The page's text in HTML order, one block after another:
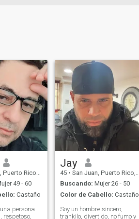
Rico, Puerto Rico
49 - 60
Castaño
persona
respetoso,
Jay
45 • San Juan, Puerto Rico, Puerto Rico
Buscando: Mujer 26 - 50
Color de Cabello: Castaño
Soy un hombre sincero,
trankilo, divertido, no fumo y